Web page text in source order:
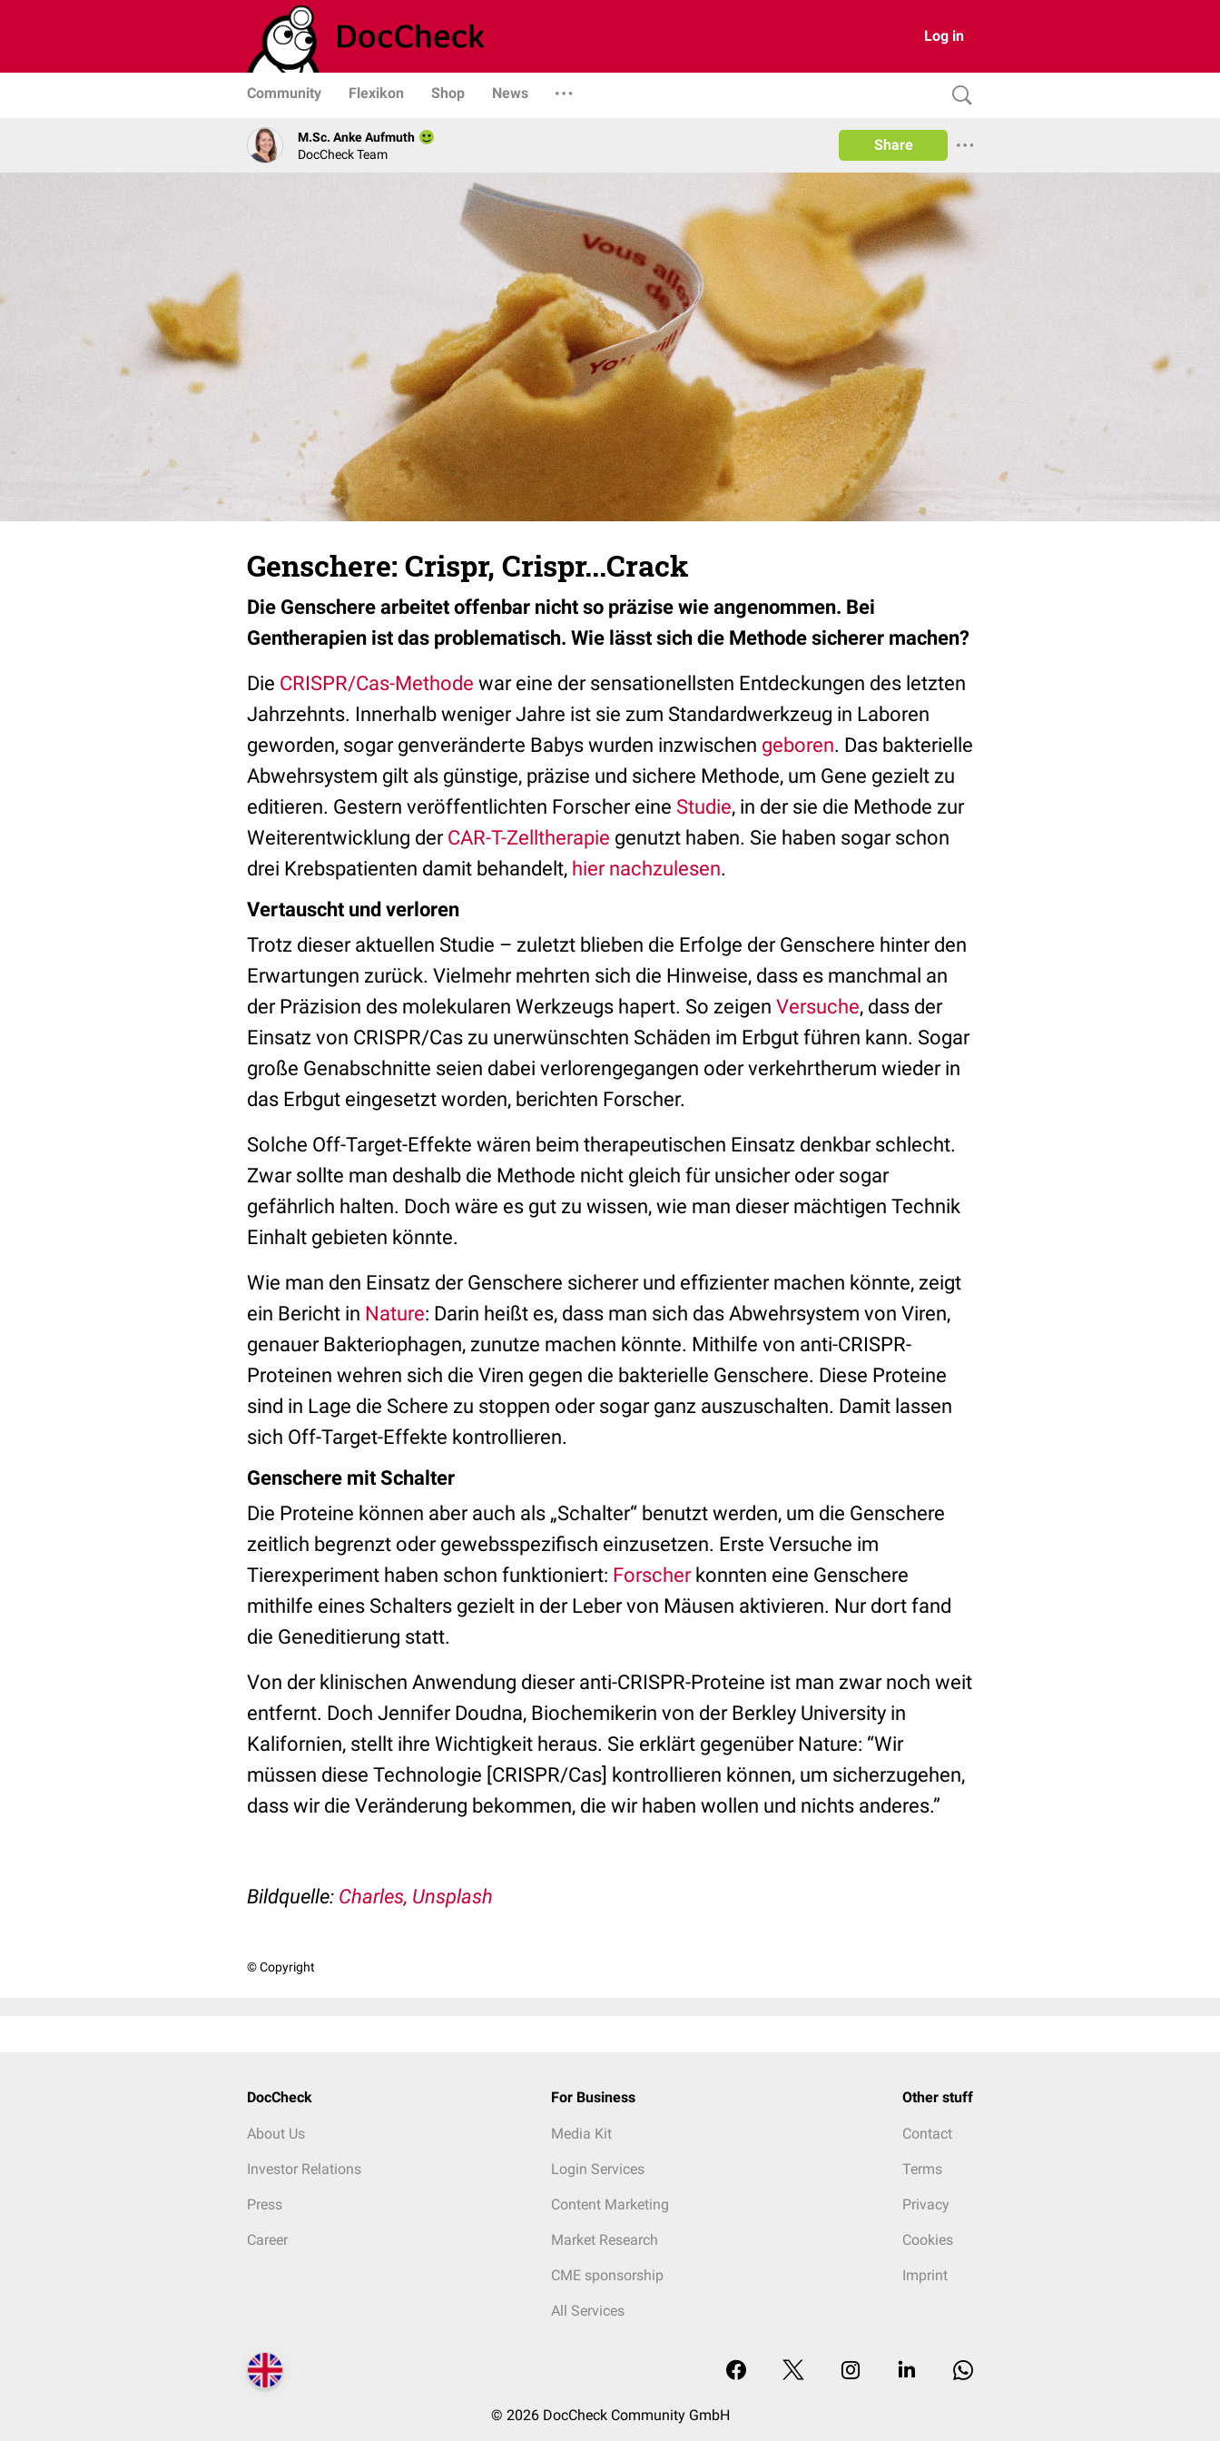
Log in
Community Flexikon Shop News
M.Sc. Anke Aufmuth
DocCheck Team
Share
Genschere: Crispr, Crispr...Crack
Die Genschere arbeitet offenbar nicht so präzise wie angenommen. Bei
Gentherapien ist das problematisch. Wie lässt sich die Methode sicherer machen?
Die CRISPR/Cas-Methode war eine der sensationellsten Entdeckungen des letzten
Jahrzehnts. Innerhalb weniger Jahre ist sie zum Standardwerkzeug in Laboren
geworden, sogar genveränderte Babys wurden inzwischen geboren. Das bakterielle
Abwehrsystem gilt als günstige, präzise und sichere Methode, um Gene gezielt zu
editieren. Gestern veröffentlichten Forscher eine Studie, in der sie die Methode zur
Weiterentwicklung der CAR-T-Zelltherapie genutzt haben. Sie haben sogar schon
drei Krebspatienten damit behandelt, hier nachzulesen.
Vertauscht und verloren
Trotz dieser aktuellen Studie – zuletzt blieben die Erfolge der Genschere hinter den
Erwartungen zurück. Vielmehr mehrten sich die Hinweise, dass es manchmal an
der Präzision des molekularen Werkzeugs hapert. So zeigen Versuche, dass der
Einsatz von CRISPR/Cas zu unerwünschten Schäden im Erbgut führen kann. Sogar
große Genabschnitte seien dabei verlorengegangen oder verkehrtherum wieder in
das Erbgut eingesetzt worden, berichten Forscher.
Solche Off-Target-Effekte wären beim therapeutischen Einsatz denkbar schlecht.
Zwar sollte man deshalb die Methode nicht gleich für unsicher oder sogar
gefährlich halten. Doch wäre es gut zu wissen, wie man dieser mächtigen Technik
Einhalt gebieten könnte.
Wie man den Einsatz der Genschere sicherer und effizienter machen könnte, zeigt
ein Bericht in Nature: Darin heißt es, dass man sich das Abwehrsystem von Viren,
genauer Bakteriophagen, zunutze machen könnte. Mithilfe von anti-CRISPR-
Proteinen wehren sich die Viren gegen die bakterielle Genschere. Diese Proteine
sind in Lage die Schere zu stoppen oder sogar ganz auszuschalten. Damit lassen
sich Off-Target-Effekte kontrollieren.
Genschere mit Schalter
Die Proteine können aber auch als „Schalter“ benutzt werden, um die Genschere
zeitlich begrenzt oder gewebsspezifisch einzusetzen. Erste Versuche im
Tierexperiment haben schon funktioniert: Forscherkonnten eine Genschere
mithilfe eines Schalters gezielt in der Leber von Mäusen aktivieren. Nur dort fand
die Geneditierung statt.
Von der klinischen Anwendung dieser anti-CRISPR-Proteine ist man zwar noch weit
entfernt. Doch Jennifer Doudna, Biochemikerin von der Berkley University in
Kalifornien, stellt ihre Wichtigkeit heraus. Sie erklärt gegenüber Nature: “Wir
müssen diese Technologie [CRISPR/Cas] kontrollieren können, um sicherzugehen,
dass wir die Veränderung bekommen, die wir haben wollen und nichts anderes.”
Bildquelle: Charles, Unsplash
© Copyright
DocCheck
About Us
Investor Relations
Press
Career
For Business
Media Kit
Login Services
Content Marketing
Market Research
CME sponsorship
All Services
Other stuff
Contact
Terms
Privacy
Cookies
Imprint
© 2026 DocCheck Community GmbH